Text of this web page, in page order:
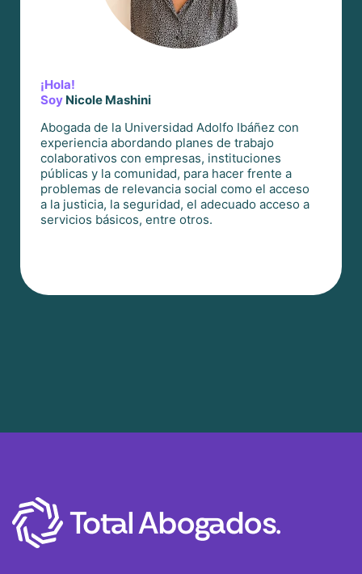
¡Hola!
Soy Nicole Mashini
Abogada de la Universidad Adolfo Ibáñez con
experiencia abordando planes de trabajo
colaborativos con empresas, instituciones
públicas y la comunidad, para hacer frente a
problemas de relevancia social como el acceso
a la justicia, la seguridad, el adecuado acceso a
servicios básicos, entre otros.